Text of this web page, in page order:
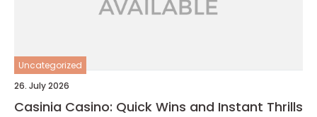
Uncategorized
26. July 2026
Casinia Casino: Quick Wins and Instant Thrills